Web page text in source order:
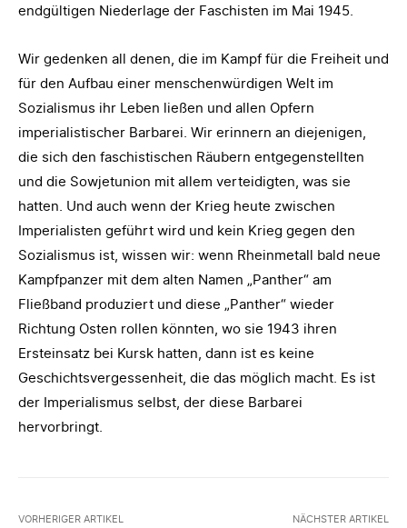
endgültigen Niederlage der Faschisten im Mai 1945.
Wir gedenken all denen, die im Kampf für die Freiheit und
für den Aufbau einer menschenwürdigen Welt im
Sozialismus ihr Leben ließen und allen Opfern
imperialistischer Barbarei. Wir erinnern an diejenigen,
die sich den faschistischen Räubern entgegenstellten
und die Sowjetunion mit allem verteidigten, was sie
hatten. Und auch wenn der Krieg heute zwischen
Imperialisten geführt wird und kein Krieg gegen den
Sozialismus ist, wissen wir: wenn Rheinmetall bald neue
Kampfpanzer mit dem alten Namen „Panther“ am
Fließband produziert und diese „Panther“ wieder
Richtung Osten rollen könnten, wo sie 1943 ihren
Ersteinsatz bei Kursk hatten, dann ist es keine
Geschichtsvergessenheit, die das möglich macht. Es ist
der Imperialismus selbst, der diese Barbarei
hervorbringt.
VORHERIGER ARTIKEL NÄCHSTER ARTIKEL